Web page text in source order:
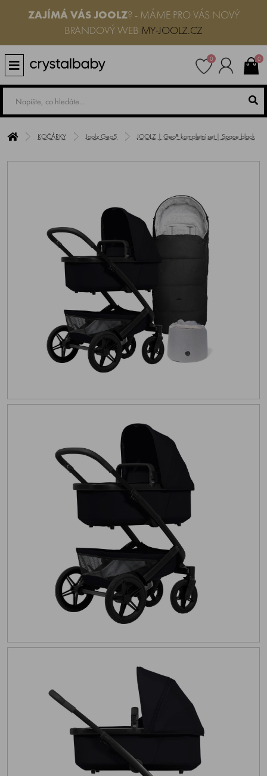
ZAJÍMÁ VÁS JOOLZ? - MÁME PRO VÁS NOVÝ
BRANDOVÝ WEB MY-JOOLZ.CZ
0 0
KOČÁRKY Joolz Geo5 JOOLZ | Geo⁵ kompletní set | Space black